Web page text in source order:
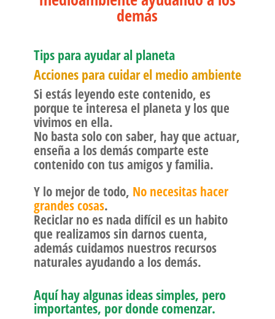
demás
Tips para ayudar al planeta
Acciones para cuidar el medio ambiente
Si estás leyendo este contenido, es
porque te interesa el planeta y los que
vivimos en ella.
No basta solo con saber, hay que actuar,
enseña a los demás comparte este
contenido con tus amigos y familia.
Y lo mejor de todo, No necesitas hacer
grandes cosas.
Reciclar no es nada difícil es un habito
que realizamos sin darnos cuenta,
además cuidamos nuestros recursos
naturales ayudando a los demás.
Aquí hay algunas ideas simples, pero
importantes, por donde comenzar.